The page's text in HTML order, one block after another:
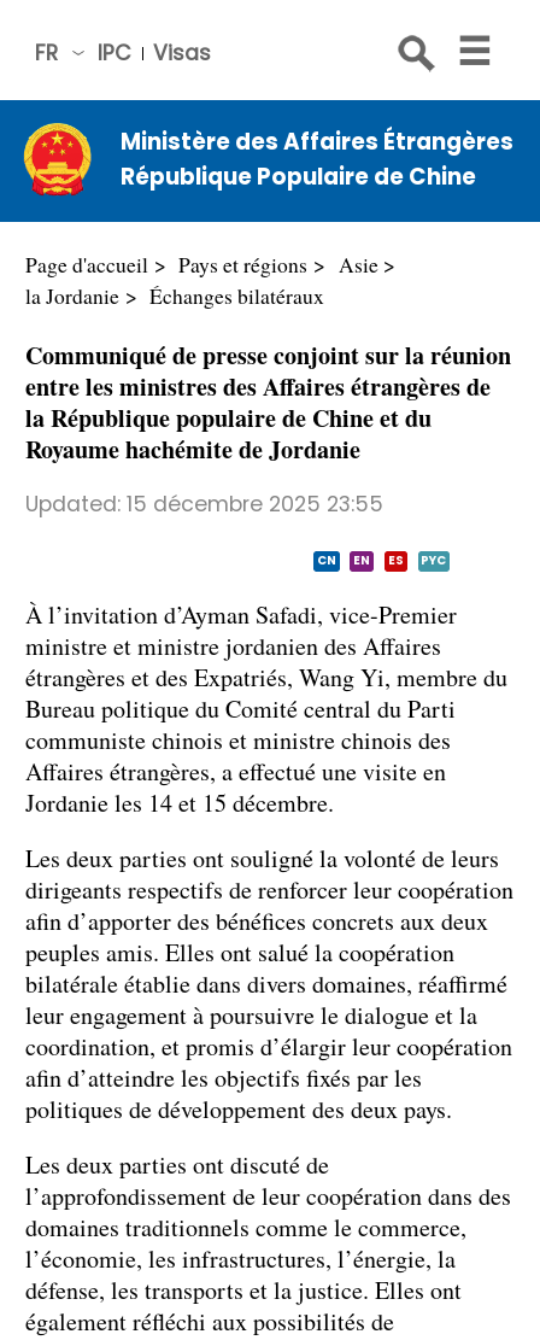
IPC Visas
FR
中文
Engli
sh
Русс
Espa
عربي
Ministère des Affaires Étrangères
République Populaire de Chine
Page d'accueil Pays et régions
Asie
la Jordanie
Échanges bilatéraux
Communiqué de presse conjoint sur la réunion
entre les ministres des Affaires étrangères de
la République populaire de Chine et du
Royaume hachémite de Jordanie
Updated: 15 décembre 2025 23:55
CN EN ES PYC
À l’invitation d’Ayman Safadi, vice-Premier
ministre et ministre jordanien des Affaires
étrangères et des Expatriés, Wang Yi, membre du
Bureau politique du Comité central du Parti
communiste chinois et ministre chinois des
Affaires étrangères, a effectué une visite en
Jordanie les 14 et 15 décembre.
Les deux parties ont souligné la volonté de leurs
dirigeants respectifs de renforcer leur coopération
afin d’apporter des bénéfices concrets aux deux
peuples amis. Elles ont salué la coopération
bilatérale établie dans divers domaines, réaffirmé
leur engagement à poursuivre le dialogue et la
coordination, et promis d’élargir leur coopération
afin d’atteindre les objectifs fixés par les
politiques de développement des deux pays.
Les deux parties ont discuté de
l’approfondissement de leur coopération dans des
domaines traditionnels comme le commerce,
l’économie, les infrastructures, l’énergie, la
défense, les transports et la justice. Elles ont
également réfléchi aux possibilités de